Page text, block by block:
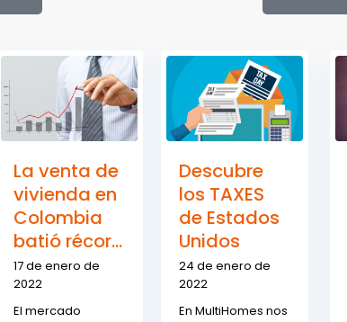
La venta de
vivienda en
Colombia
batió récor...
17 de enero de
2022
El mercado
Descubre
los TAXES
de Estados
Unidos
24 de enero de
2022
En MultiHomes nos